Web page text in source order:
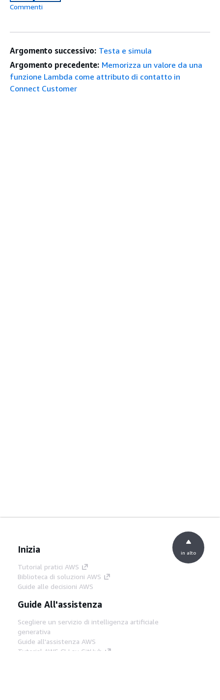
Commenti
Argomento successivo: Testa e simula
Argomento precedente: Memorizza un valore da una
funzione Lambda come attributo di contatto in
Connect Customer
Inizia
Tutorial pratici AWS
Biblioteca di soluzioni AWS
Guide alle decisioni AWS
Guide All'assistenza
Scegliere un servizio di intelligenza artificiale
generativa
Guide all'assistenza AWS
Tutorial AWS CLI su GitHub
in alto